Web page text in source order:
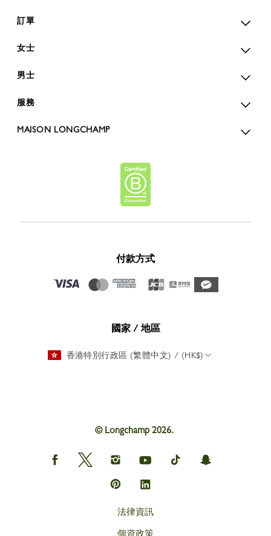
訂單
女士
男士
服務
MAISON LONGCHAMP
付款方式
國家 / 地區
香港特別行政區 (繁體中文) / (HK$)
© Longchamp 2026.
Longchamp
on
Longchamp
on
Longchamp
on
Instagram
Longchamp
on
Longchamp
on
Longchamp
on
Longchamp
on
Longchamp
on
法律資訊
個資政策